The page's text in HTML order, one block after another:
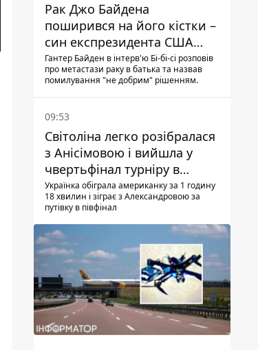
Рак Джо Байдена
поширився на його кістки –
син експрезидента США
розповів, що хвороба
батька прогресує
Гантер Байден в інтерв'ю Бі-бі-сі розповів
про метастази раку в батька та назвав
помилування "не добрим" рішенням.
09:53
Світоліна легко розібралася
з Анісімовою і вийшла у
чвертьфінал турніру в
Торонто
Українка обіграла американку за 1 годину
18 хвилин і зіграє з Александровою за
путівку в півфінал